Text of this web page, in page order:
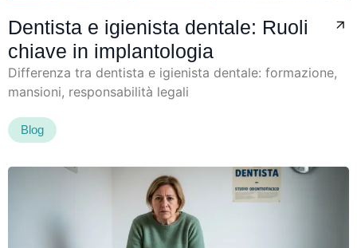
Dentista e igienista dentale: Ruoli
chiave in implantologia
Differenza tra dentista e igienista dentale: formazione,
mansioni, responsabilità legali
Blog